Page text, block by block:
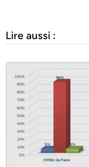
Lire aussi :